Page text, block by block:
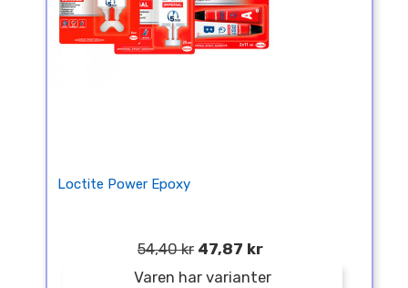
Loctite Power Epoxy
54,40 kr 47,87 kr
Varen har varianter